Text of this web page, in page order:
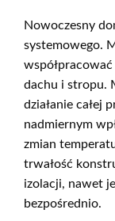
Nowoczesny
systemowego.
dachu i stropu.
działanie całej
nadmiernym
zmian
trwałość
izolacji, nawet
bezpośrednio.